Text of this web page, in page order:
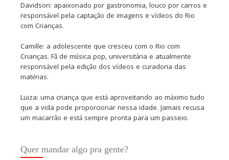
Davidson: apaixonado por gastronomia, louco por carros e
responsável pela captação de imagens e vídeos do Rio
com Crianças.
Camille: a adolescente que cresceu com o Rio com
Crianças. Fã de música pop, universitária e atualmente
responsável pela edição dos vídeos e curadoria das
matérias.
Luiza: uma criança que está aproveitando ao máximo tudo
que a vida pode proporcionar nessa idade. Jamais recusa
um macarrão e está sempre pronta para um passeio.
Quer mandar algo pra gente?